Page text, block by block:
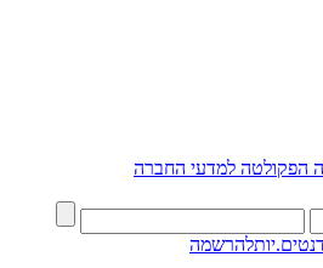
הפקולטה למדעי החברה
להרשמה